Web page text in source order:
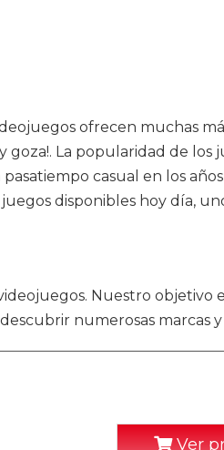
ofrecen muchas
La popularidad de los
casual en los
disponibles hoy día,
Nuestro objetivo
numerosas marcas
Ver